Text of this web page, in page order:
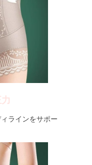
ラインをサポー